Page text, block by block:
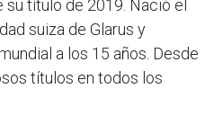
título de 2019. Nació el
suiza de Glarus y
a los 15 años. Desde
títulos en todos los